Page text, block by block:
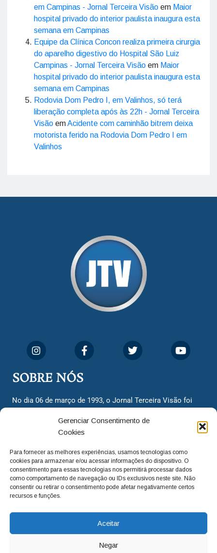
Gerenciar Consentimento de
Cookies
Para fornecer as melhores experiências, usamos tecnologias como
cookies para armazenar e/ou acessar informações do dispositivo. O
consentimento para essas tecnologias nos permitirá processar dados
como comportamento de navegação ou IDs exclusivos neste site. Não
consentir ou retirar o consentimento pode afetar negativamente certos
recursos e funções.
Aceitar
Negar
em Campinas - Jornal Terceira Visão em Maior
hospital privado do interior paulista inaugura esta
semana em Campinas
Equipe da Clínica Concon realiza primeira cirurgia
do aparelho digestivo do Hospital São Luiz
Campinas - Jornal Terceira Visão em Maior
hospital privado do interior paulista inaugura esta
semana em Campinas
Rodovia Dom Pedro I, em Valinhos, só terá
liberação completa após às 22h - Jornal Terceira
Visão emAcidente com caminhão bitrem deixa
motorista ferido na Rodovia Dom Pedro I em
Valinhos
SOBRE NÓS
No dia 06 de março de 1993, o Jornal Terceira Visão foi
cidadãos valinhenses, já que naquela época só existiam
dois jornais. Há mais de 30 anos, o jornal continua
com o foco de trazer as melhores notícias. Nunca
deixamos de lado as necessidades do cidadão, sempre
questionando os órgãos públicos em busca de melhorias
para a cidade e sempre cobrando resoluções para casos
adm@jtv.com.br
(19) 3929-6225